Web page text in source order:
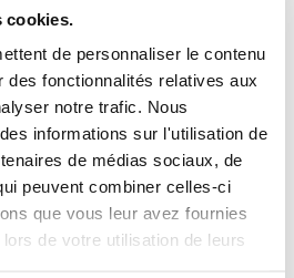
de personnaliser le contenu
des fonctionnalités relatives aux
notre trafic. Nous
informations sur l'utilisation de
de médias sociaux, de
peuvent combiner celles-ci
que vous leur avez fournies
de votre utilisation de leurs